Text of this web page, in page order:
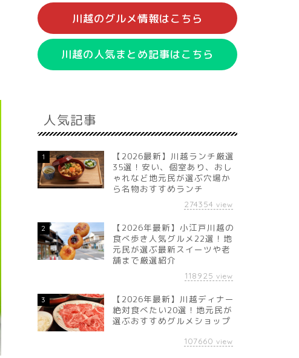
川越のグルメ情報はこちら
川越の人気まとめ記事はこちら
人気記事
1
【2026最新】川越ランチ厳選
35選！安い、個室あり、おし
ゃれなど地元民が選ぶ穴場か
ら名物おすすめランチ
274354 view
2
【2026年最新】小江戸川越の
食べ歩き人気グルメ22選！地
元民が選ぶ最新スイーツや老
舗まで厳選紹介
118925 view
3
【2026年最新】川越ディナー
絶対食べたい20選！地元民が
選ぶおすすめグルメショップ
107660 view